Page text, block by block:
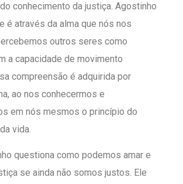
conhecimento da justiça. Agostinho
é através da alma que nós nos
outros seres como
a capacidade de movimento
compreensão é adquirida por
ao nos conhecermos e
em nós mesmos o princípio do
vida.
questiona como podemos amar e
se ainda não somos justos. Ele